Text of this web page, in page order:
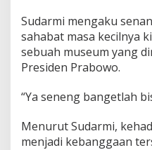
Sudarmi mengaku
sahabat masa kecilnya
sebuah museum yang
Presiden Prabowo.
“Ya seneng bangetlah
Menurut Sudarmi,
menjadi kebanggaan